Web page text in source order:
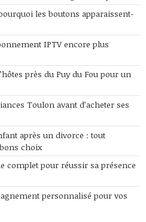
les boutons apparaissent-
IPTV encore plus
près du Puy du Fou pour un
Toulon avant d’acheter ses
après un divorce : tout
choix
complet pour réussir sa présence
personnalisé pour vos